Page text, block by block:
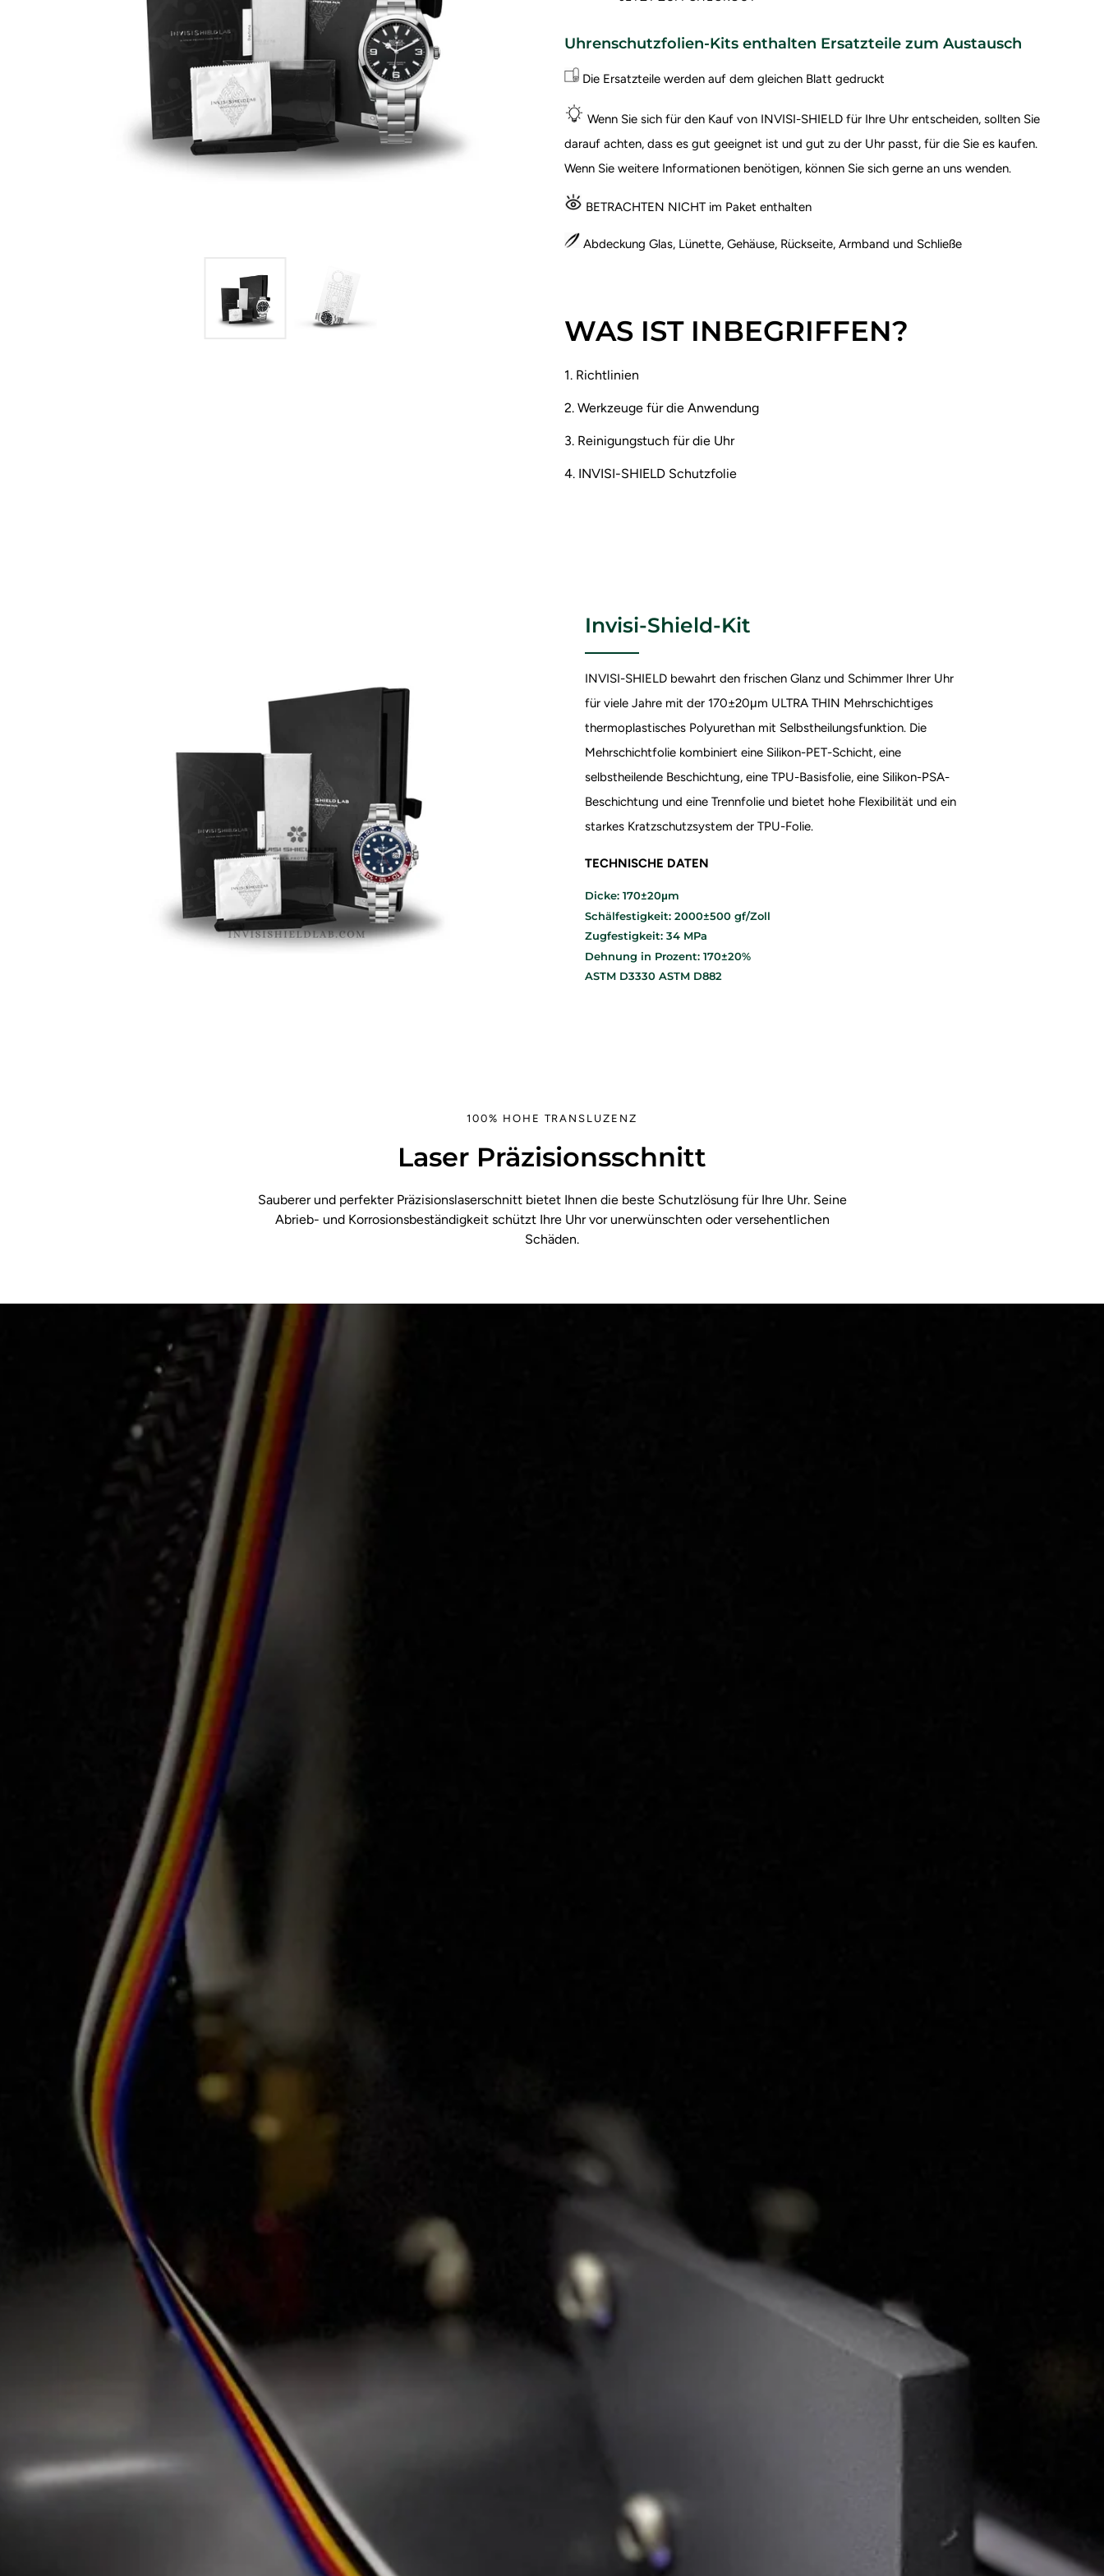
Uhrenschutzfolien-Kits enthalten Ersatzteile zum Austausch
Die Ersatzteile werden auf dem gleichen Blatt gedruckt
Wenn Sie sich für den Kauf von INVISI-SHIELD für Ihre Uhr entscheiden, sollten Sie
darauf achten, dass es gut geeignet ist und gut zu der Uhr passt, für die Sie es kaufen.
Wenn Sie weitere Informationen benötigen, können Sie sich gerne an uns wenden.
BETRACHTEN NICHT im Paket enthalten
Abdeckung Glas, Lünette, Gehäuse, Rückseite, Armband und Schließe
WAS IST INBEGRIFFEN?
1. Richtlinien
2. Werkzeuge für die Anwendung
3. Reinigungstuch für die Uhr
4. INVISI-SHIELD Schutzfolie
Invisi-Shield-Kit
INVISI-SHIELD bewahrt den frischen Glanz und Schimmer Ihrer Uhr
für viele Jahre mit der 170±20μm ULTRA THIN Mehrschichtiges
thermoplastisches Polyurethan mit Selbstheilungsfunktion. Die
Mehrschichtfolie kombiniert eine Silikon-PET-Schicht, eine
selbstheilende Beschichtung, eine TPU-Basisfolie, eine Silikon-PSA-
Beschichtung und eine Trennfolie und bietet hohe Flexibilität und ein
starkes Kratzschutzsystem der TPU-Folie.
TECHNISCHE DATEN
Dicke: 170±20μm
Schälfestigkeit: 2000±500 gf/Zoll
Zugfestigkeit: 34 MPa
Dehnung in Prozent: 170±20%
ASTM D3330 ASTM D882
100% HOHE TRANSLUZENZ
Laser Präzisionsschnitt
Sauberer und perfekter Präzisionslaserschnitt bietet Ihnen die beste Schutzlösung für Ihre Uhr. Seine
Abrieb- und Korrosionsbeständigkeit schützt Ihre Uhr vor unerwünschten oder versehentlichen
Schäden.